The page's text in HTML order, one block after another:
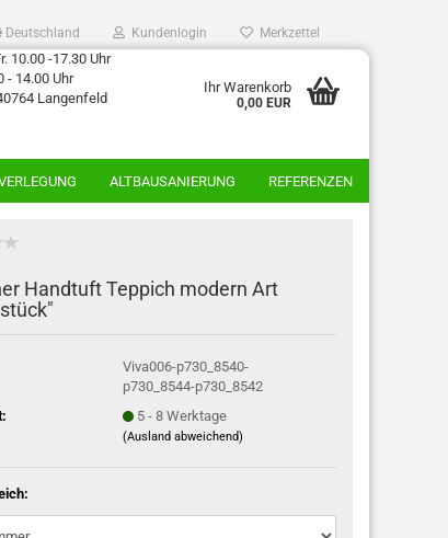
Deutschland Kundenlogin Merkzettel
10.00 -17.30 Uhr
- 14.00 Uhr
Langenfeld
Ihr Warenkorb
0,00 EUR
ALTBAUSANIERUNG REFERENZEN
Handtuft Teppich modern Art
Viva006-p730_8540-
p730_8544-p730_8542
5 - 8 Werktage
(Ausland abweichend)